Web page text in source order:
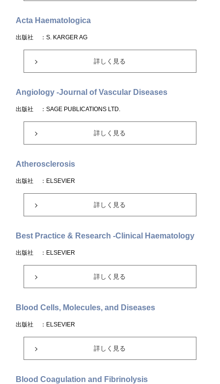
Acta Haematologica
出版社 ：S. KARGER AG
詳しく見る
Angiology -Journal of Vascular Diseases
出版社 ：SAGE PUBLICATIONS LTD.
詳しく見る
Atherosclerosis
出版社 ：ELSEVIER
詳しく見る
Best Practice & Research -Clinical Haematology
出版社 ：ELSEVIER
詳しく見る
Blood Cells, Molecules, and Diseases
出版社 ：ELSEVIER
詳しく見る
Blood Coagulation and Fibrinolysis